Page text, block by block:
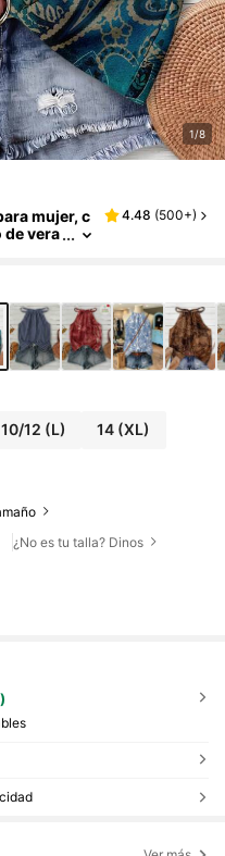
1/8
mujer, c
vera
4.48 (500+)
10/12 (L) 14 (XL)
¿No es tu talla? Dinos